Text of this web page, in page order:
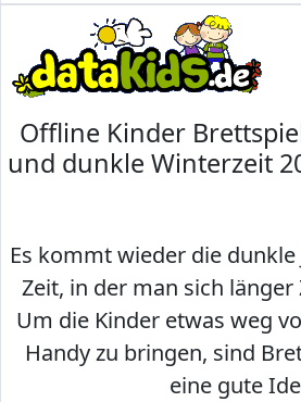
Offline Kinder
und dunkle Winterzeit
Es kommt wieder die dunkle
Zeit, in der man sich
Um die Kinder etwas weg
Handy zu bringen, sind
eine gute